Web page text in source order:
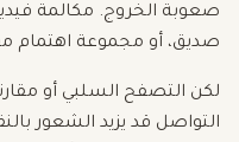
صعوبة الخروج. مكالمة
صديق، أو مجموعة اهتمام
لكن التصفح السلبي أو
التواصل قد يزيد الشعور